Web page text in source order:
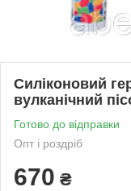
Силіконовий
вулканічний
Готово до відправки
Опт і роздріб
670 ₴